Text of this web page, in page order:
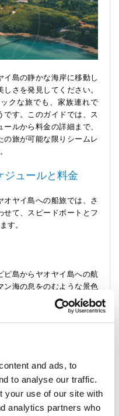
and ads, to
to analyse our traffic.
your use of our site with
analytics partners who
イ島の静かな海岸に移動し
さを発見してください。
クな旅でも、家族連れで
です。このガイドでは、ス
ルから料金の詳細まで、
の旅が可能な限りシームレ
ュールと料金
ヤイ島への船旅では、さ
せて、スピードボートとフ
す。
ピ島からヤオヤイ島への航
ン海の息をのむような景色
しているので、ご都合に合
、1時間40分でチョンラー
で、目的地まで迅